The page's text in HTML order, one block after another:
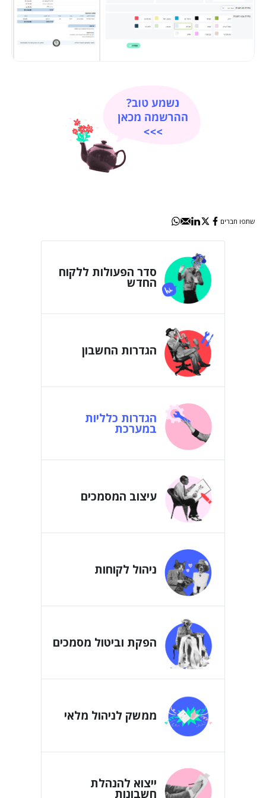
שתפו חברים
סדר הפעולות ללקוח
החדש
הגדרות החשבון
הגדרות כלליות
במערכת
עיצוב המסמכים
ניהול לקוחות
הפקת וביטול מסמכים
ממשק לניהול מלאי
ייצוא להנהלת
חשבונות